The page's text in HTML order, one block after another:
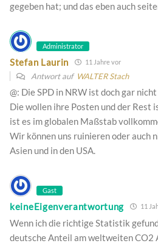
gegeben hat; und das eben auch
Administrator
Stefan Laurin 11 Jahre vor
Antwort auf WALTER Stach
@: Die SPD in NRW ist doch gar
Die wollen ihre Posten und der Rest
ist es im globalen Maßstab
Wir können uns ruinieren oder auch
Asien und in den USA.
Gast
keineEigenverantwortung 11
Wenn ich die richtige Statistik
deutsche Anteil am weltweiten CO2